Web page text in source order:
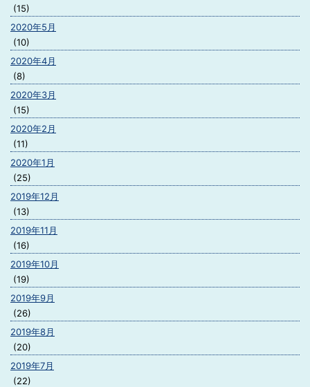
(15)
2020年5月
(10)
2020年4月
(8)
2020年3月
(15)
2020年2月
(11)
2020年1月
(25)
2019年12月
(13)
2019年11月
(16)
2019年10月
(19)
2019年9月
(26)
2019年8月
(20)
2019年7月
(22)